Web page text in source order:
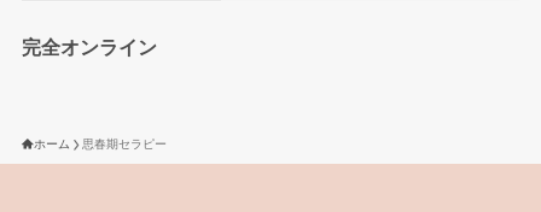
完全オンライン
ホーム 思春期セラピー